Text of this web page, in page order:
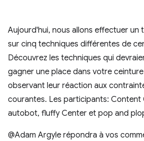
Aujourd'hui, nous allons effectuer un
sur cinq techniques différentes de
Découvrez les techniques qui
gagner une place dans votre
observant leur réaction aux
courantes. Les participants: Content
autobot, fluffy Center et pop and
@Adam Argyle répondra à vos